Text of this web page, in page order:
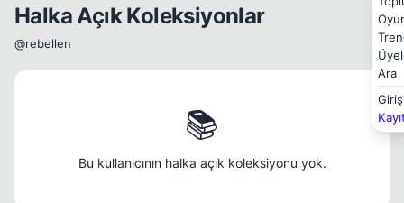
Ara
Giriş
Halka Açık Koleksiyonlar
@rebellen
📚
Bu kullanıcının halka açık koleksiyonu yok.